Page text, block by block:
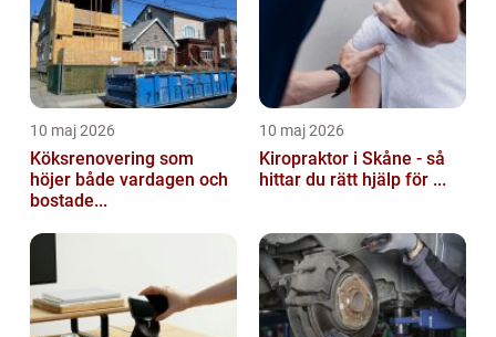
10 maj 2026
Köksrenovering som
höjer både vardagen och
bostade...
10 maj 2026
Kiropraktor i Skåne - så
hittar du rätt hjälp för ...